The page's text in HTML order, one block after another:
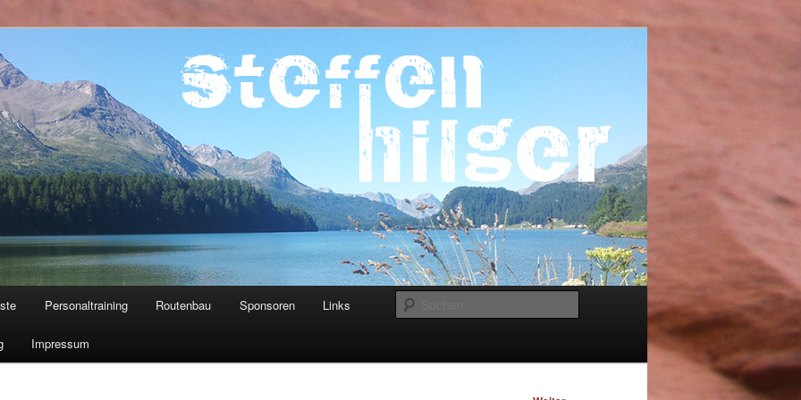
Personaltraining Routenbau Sponsoren Links
Impressum